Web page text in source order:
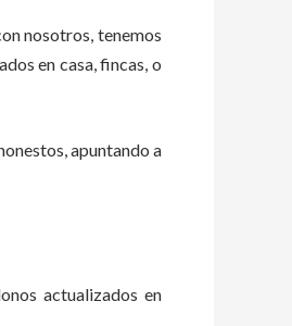
nosotros, tenemos
en casa, fincas, o
apuntando a
actualizados en